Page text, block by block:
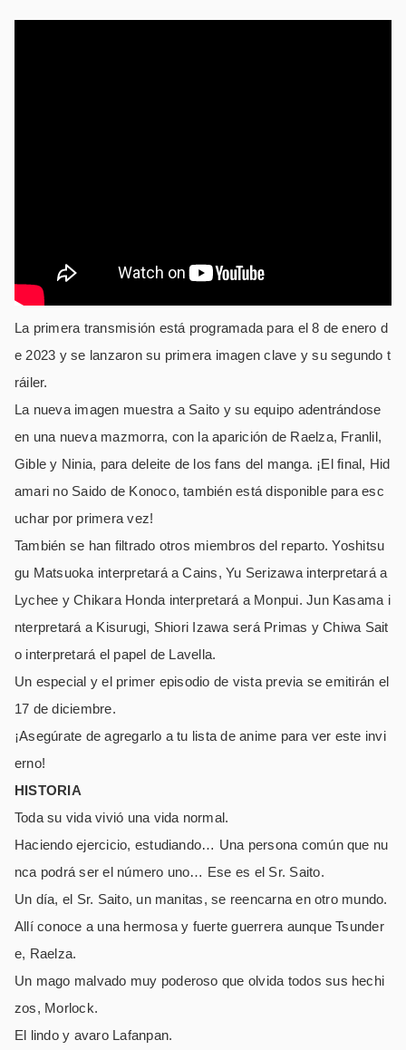
La primera transmisión está programada para el 8 de enero d
e 2023 y se lanzaron su primera imagen clave y su segundo t
ráiler.
La nueva imagen muestra a Saito y su equipo adentrándose
en una nueva mazmorra, con la aparición de Raelza, Franlil,
Gible y Ninia, para deleite de los fans del manga. ¡El final, Hid
amari no Saido de Konoco, también está disponible para esc
uchar por primera vez!
También se han filtrado otros miembros del reparto. Yoshitsu
gu Matsuoka interpretará a Cains, Yu Serizawa interpretará a
Lychee y Chikara Honda interpretará a Monpui. Jun Kasama i
nterpretará a Kisurugi, Shiori Izawa será Primas y Chiwa Sait
o interpretará el papel de Lavella.
Un especial y el primer episodio de vista previa se emitirán el
17 de diciembre.
¡Asegúrate de agregarlo a tu lista de anime para ver este invi
erno!
HISTORIA
Toda su vida vivió una vida normal.
Haciendo ejercicio, estudiando… Una persona común que nu
nca podrá ser el número uno… Ese es el Sr. Saito.
Un día, el Sr. Saito, un manitas, se reencarna en otro mundo.
Allí conoce a una hermosa y fuerte guerrera aunque Tsunder
e, Raelza.
Un mago malvado muy poderoso que olvida todos sus hechi
zos, Morlock.
El lindo y avaro Lafanpan.